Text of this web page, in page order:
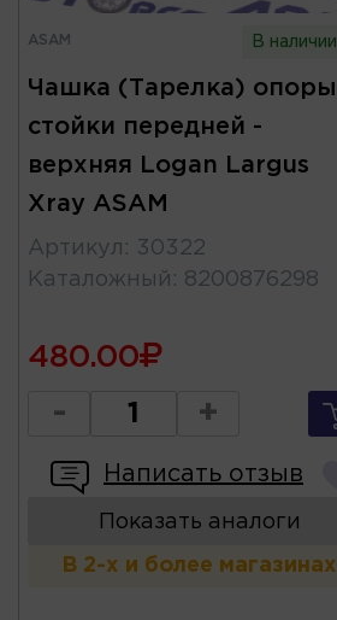
ASAM В наличии
Чашка (Тарелка) опоры
стойки передней -
верхняя Logan Largus
Xray ASAM
Артикул : 30322
Каталожный : 8200876298
480.00
- +
Написать отзыв
Показать аналоги
В 2-х и более магазинах